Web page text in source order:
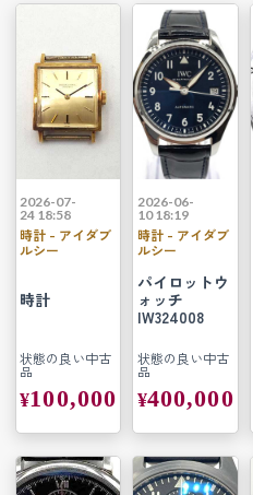
2026-07-
24 18:58
時計 - アイダブ
ルシー
時計
状態の良い中古
品
¥100,000
2026-06-
10 18:19
時計 - アイダブ
ルシー
パイロットウ
ォッチ
IW324008
状態の良い中古
品
¥400,000